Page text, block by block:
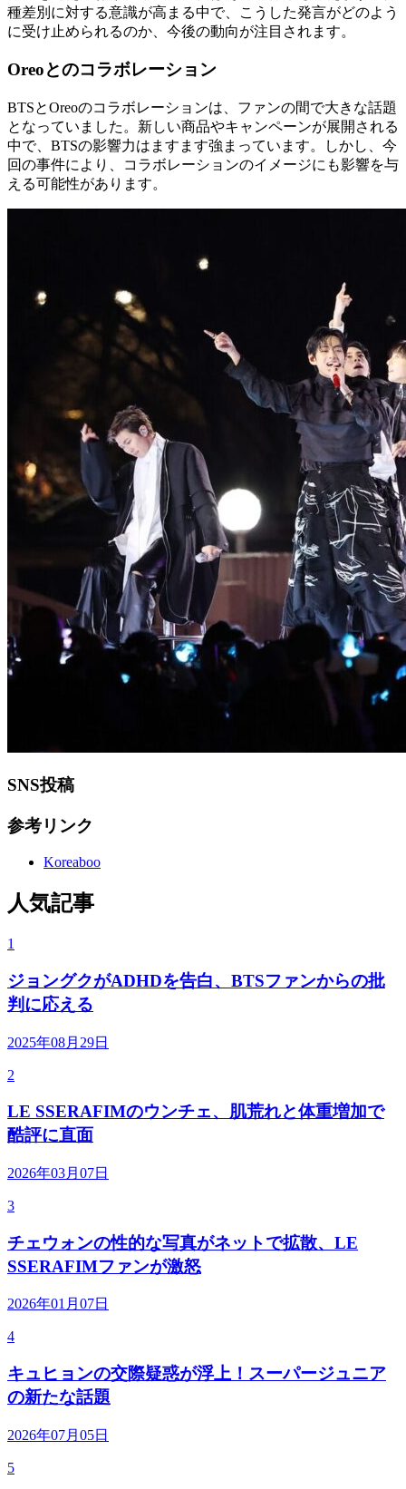
種差別に対する意識が高まる中で、こうした発言がどのよう
に受け止められるのか、今後の動向が注目されます。
Oreoとのコラボレーション
BTSとOreoのコラボレーションは、ファンの間で大きな話題
となっていました。新しい商品やキャンペーンが展開される
中で、BTSの影響力はますます強まっています。しかし、今
回の事件により、コラボレーションのイメージにも影響を与
える可能性があります。
SNS投稿
参考リンク
Koreaboo
人気記事
1
ジョングクがADHDを告白、BTSファンからの批
判に応える
2025年08月29日
2
LE SSERAFIMのウンチェ、肌荒れと体重増加で
酷評に直面
2026年03月07日
3
チェウォンの性的な写真がネットで拡散、LE
SSERAFIMファンが激怒
2026年01月07日
4
キュヒョンの交際疑惑が浮上！スーパージュニア
の新たな話題
2026年07月05日
5